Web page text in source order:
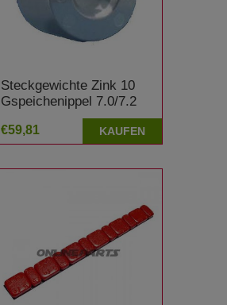
Steckgewichte Zink 10
Gspeichenippel 7.0/7.2
€59,81 KAUFEN